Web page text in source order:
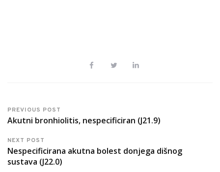
PREVIOUS POST
Akutni bronhiolitis, nespecificiran (J21.9)
NEXT POST
Nespecificirana akutna bolest donjega dišnog
sustava (J22.0)